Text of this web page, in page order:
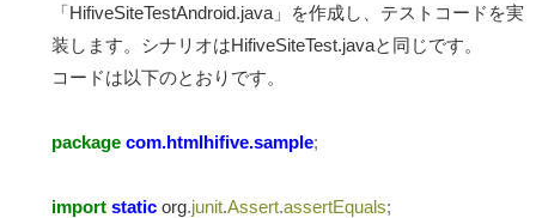
「HifiveSiteTestAndroid.java」を作成し、テストコードを実
装します。シナリオはHifiveSiteTest.javaと同じです。
コードは以下のとおりです。
package com.htmlhifive.sample;
import static org.junit.Assert.assertEquals;